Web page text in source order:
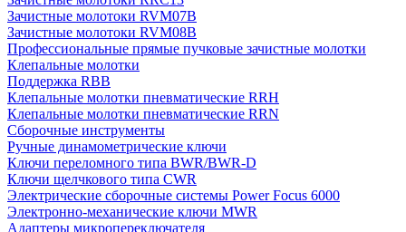
Зачистные молотоки RVM07B
Зачистные молотоки RVM08B
Профессиональные прямые пучковые зачистные молотки
Клепальные молотки
Поддержка RBB
Клепальные молотки пневматические RRH
Клепальные молотки пневматические RRN
Сборочные инструменты
Ручные динамометрические ключи
Ключи переломного типа BWR/BWR-D
Ключи щелчкового типа CWR
Электрические сборочные системы Power Focus 6000
Электронно-механические ключи MWR
Адаптеры микропереключателя